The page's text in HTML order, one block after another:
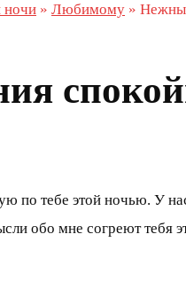
ночи » Любимому »
по тебе этой ночью. У
обо мне согреют тебя